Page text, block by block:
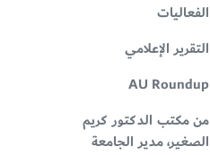
الفعاليات
التقرير الإعلامي
AU Roundup
من مكتب الدكتور كريم
الصغير، مدير الجامعة